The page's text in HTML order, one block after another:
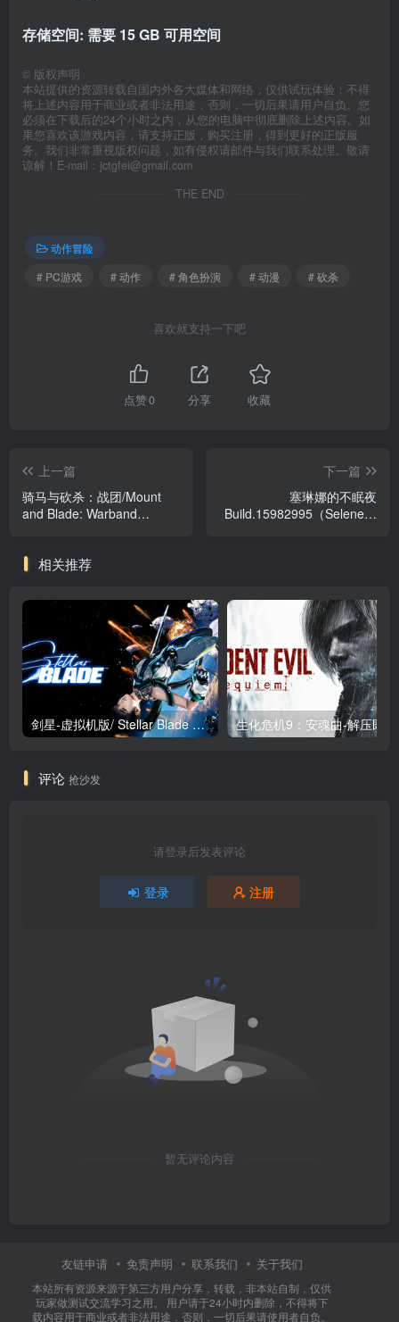
存储空间: 需要 15 GB 可用空间
© 版权声明
本站提供的资源转载自国内外各大媒体和网络，仅供试玩体验；不得
将上述内容用于商业或者非法用途，否则，一切后果请用户自负。您
必须在下载后的24个小时之内，从您的电脑中彻底删除上述内容。如
果您喜欢该游戏内容，请支持正版，购买注册，得到更好的正版服
务。我们非常重视版权问题，如有侵权请邮件与我们联系处理。敬请
谅解！E-mail：jctgfei@gmail.com
THE END
动作冒险
# PC游戏
# 动作 # 角色扮演 # 动漫 # 砍杀
喜欢就支持一下吧
点赞0 分享 收藏
上一篇
骑马与砍杀：战团/Mount
and Blade: Warband
下一篇
塞琳娜的不眠夜
Build.15982995（Selene\'s
相关推荐
剑星-虚拟机版/ Stellar Blade v1.4.1|Build.19963153 终极版新补丁 送修改器 免安装中文版
评论 抢沙发
请登录后发表评论
登录 注册
暂无评论内容
友链申请 免责声明 联系我们 关于我们
本站所有资源来源于第三方用户分享，转载，非本站自制，仅供
玩家做测试交流学习之用。 用户请于24小时内删除，不得将下
载内容用于商业或者非法用途，否则，一切后果请使用者自负。